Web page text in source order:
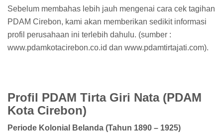
Sebelum membahas lebih jauh mengenai cara cek tagihan
PDAM Cirebon, kami akan memberikan sedikit informasi
profil perusahaan ini terlebih dahulu. (sumber :
www.pdamkotacirebon.co.id dan www.pdamtirtajati.com).
Profil PDAM Tirta Giri Nata (PDAM
Kota Cirebon)
Periode Kolonial Belanda (Tahun 1890 – 1925)